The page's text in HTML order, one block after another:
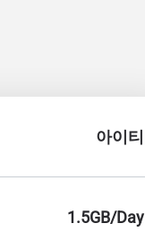
아이티
1.5GB/Day